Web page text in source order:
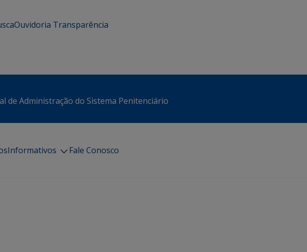
Ouvidoria Transparência
de Administração do Sistema Penitenciário
Informativos
Fale Conosco